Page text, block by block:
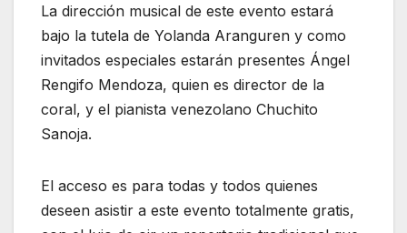
La dirección musical de este evento estará
bajo la tutela de Yolanda Aranguren y como
invitados especiales estarán presentes Ángel
Rengifo Mendoza, quien es director de la
coral, y el pianista venezolano Chuchito
Sanoja.
El acceso es para todas y todos quienes
deseen asistir a este evento totalmente gratis,